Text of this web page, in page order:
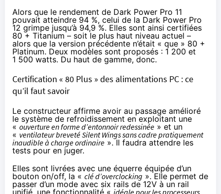
Alors que le rendement de Dark Power Pro 11
pouvait atteindre 94 %, celui de la Dark Power Pro
12 grimpe jusqu’à 94,9 %. Elles sont ainsi certifiées
80 + Titanium – soit le plus haut niveau actuel –
alors que la version précédente n’était « que » 80 +
Platinum. Deux modèles sont proposés : 1 200 et
1 500 watts. Du haut de gamme, donc.
Certification « 80 Plus » des alimentations PC : ce
qu’il faut savoir
Le constructeur affirme avoir au passage amélioré
le système de refroidissement en exploitant une
« ouverture en forme d’entonnoir redessinée » et un
« ventilateur breveté Silent Wings sans cadre pratiquement
inaudible à charge ordinaire ». Il faudra attendre les
tests pour en juger.
Elles sont livrées avec une équerre équipée d’un
bouton on/off, la « clé d’overclocking ». Elle permet de
passer d’un mode avec six rails de 12V à un rail